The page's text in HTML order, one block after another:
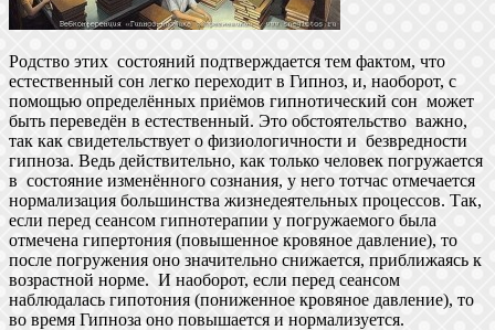
Родство этих состояний подтверждается тем фактом, что
естественный сон легко переходит в Гипноз, и, наоборот, с
помощью определённых приёмов гипнотический сон может
быть переведён в естественный. Это обстоятельство важно,
так как свидетельствует о физиологичности и безвредности
гипноза. Ведь действительно, как только человек погружается
в состояние изменённого сознания, у него тотчас отмечается
нормализация большинства жизнедеятельных процессов. Так,
если перед сеансом гипнотерапии у погружаемого была
отмечена гипертония (повышенное кровяное давление), то
после погружения оно значительно снижается, приближаясь к
возрастной норме. И наоборот, если перед сеансом
наблюдалась гипотония (пониженное кровяное давление), то
во время Гипноза оно повышается и нормализуется.